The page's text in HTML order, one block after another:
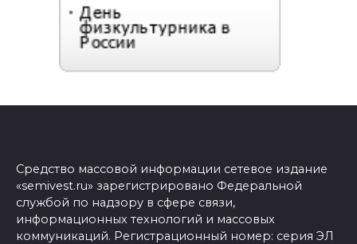
Средство массовой информации сетевое издание
«semivest.ru» зарегистрировано Федеральной
службой по надзору в сфере связи,
информационных технологий и массовых
коммуникаций. Регистрационный номер: серия ЭЛ